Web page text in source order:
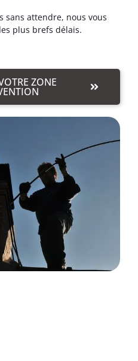
sans attendre, nous vous
plus brefs délais.
ZONE